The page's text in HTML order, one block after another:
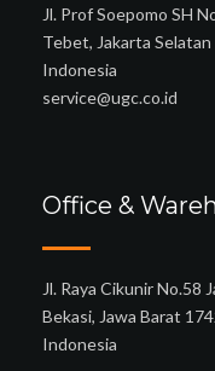
Jl. Prof Soepomo SH
Tebet, Jakarta
Indonesia
service@ugc.co.id
Office &
Jl. Raya Cikunir No.58
Bekasi, Jawa Barat
Indonesia